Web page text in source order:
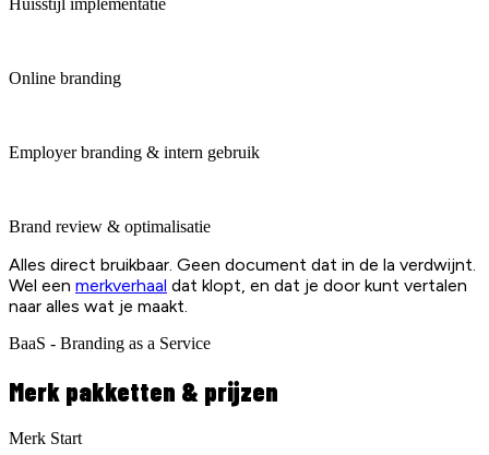
Online branding
Employer branding & intern gebruik
Brand review & optimalisatie
Alles direct bruikbaar. Geen document dat in de la verdwijnt.
Wel een merkverhaal dat klopt, en dat je door kunt vertalen
naar alles wat je maakt.
BaaS - Branding as a Service
Merk pakketten & prijzen
Merk Start